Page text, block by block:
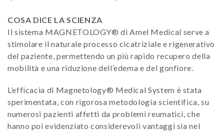
COSA DICE LA SCIENZA
Il sistema MAGNETOLOGY® di Amel Medical serve a
stimolare il naturale processo cicatriziale e rigenerativo
del paziente, permettendo un più rapido recupero della
mobilità e una riduzione dell’edema e del gonfiore.
L’efficacia di Magnetology® Medical System è stata
sperimentata, con rigorosa metodologia scientifica, su
numerosi pazienti affetti da problemi reumatici, che
hanno poi evidenziato considerevoli vantaggi sia nel